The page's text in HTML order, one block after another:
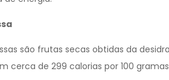
são frutas secas obtidas da
cerca de 299 calorias por 100